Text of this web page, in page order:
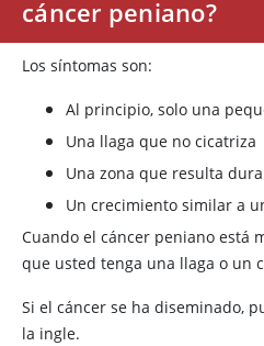
cáncer peniano?
Los síntomas son:
Al principio, solo una
Una llaga que no cicatriza
Una zona que resulta
Un crecimiento similar a
Cuando el cáncer peniano está
que usted tenga una llaga o un
Si el cáncer se ha diseminado,
la ingle.